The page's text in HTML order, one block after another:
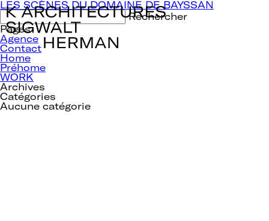
Navigation
de
l’article
LES SCÈNES DU DOMAINE DE BAYSSAN
Rechercher :
Pages
Agence
Contact
Home
Préhome
WORK
Archives
Catégories
Aucune catégorie